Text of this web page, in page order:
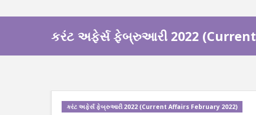
કરંટ અફેર્સ ફેબ્રુઆરી 2022
કરંટ અફેર્સ ફેબ્રુઆરી 2022 (Current Affairs February 2022)